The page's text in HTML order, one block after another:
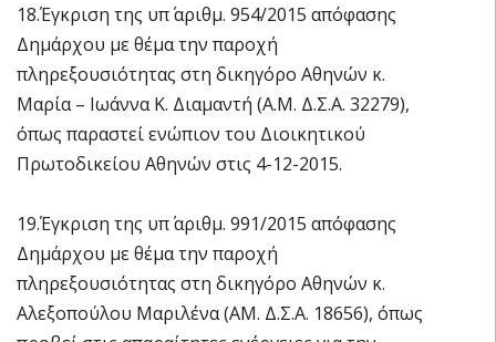
18.Έγκριση της υπ΄ αριθμ. 954/2015 απόφασης
Δημάρχου με θέμα την παροχή
πληρεξουσιότητας στη δικηγόρο Αθηνών κ.
Μαρία – Ιωάννα Κ. Διαμαντή (Α.Μ. Δ.Σ.Α. 32279),
όπως παραστεί ενώπιον του Διοικητικού
Πρωτοδικείου Αθηνών στις 4-12-2015.
19.Έγκριση της υπ΄ αριθμ. 991/2015 απόφασης
Δημάρχου με θέμα την παροχή
πληρεξουσιότητας στη δικηγόρο Αθηνών κ.
Αλεξοπούλου Μαριλένα (ΑΜ. Δ.Σ.Α. 18656), όπως